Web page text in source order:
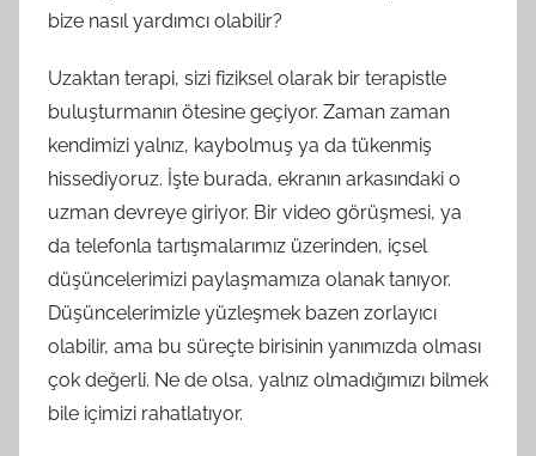
bize nasıl yardımcı olabilir?
Uzaktan terapi, sizi fiziksel olarak bir terapistle
buluşturmanın ötesine geçiyor. Zaman zaman
kendimizi yalnız, kaybolmuş ya da tükenmiş
hissediyoruz. İşte burada, ekranın arkasındaki o
uzman devreye giriyor. Bir video görüşmesi, ya
da telefonla tartışmalarımız üzerinden, içsel
düşüncelerimizi paylaşmamıza olanak tanıyor.
Düşüncelerimizle yüzleşmek bazen zorlayıcı
olabilir, ama bu süreçte birisinin yanımızda olması
çok değerli. Ne de olsa, yalnız olmadığımızı bilmek
bile içimizi rahatlatıyor.